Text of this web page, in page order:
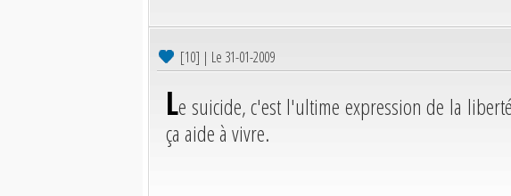
[10] | Le 31-01-2009
Le suicide, c'est l'ultime expression de la
ça aide à vivre.